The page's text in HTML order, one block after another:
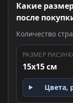
Какие
после
Количество
РАЗМЕР
15x15 см
Цвета,